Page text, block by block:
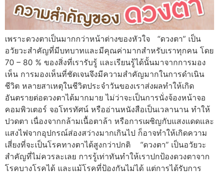
เพราะดวงตาเป็นมากกว่าหน้าต่างของหัวใจ “ดวงตา” เป็น
อวัยวะสำคัญที่มีบทบาทและมีคุณค่ามากสำหรับเราทุกคน โดย
70 – 80 % ของสิ่งที่เรารับรู้ และเรียนรู้ได้นั้นมาจากการมอง
เห็น การมองเห็นที่ชัดเจนจึงมีความสำคัญมากในการดำเนิน
ชีวิต หลายสาเหตุในชีวิตประจำวันของเราส่งผลทำให้เกิด
อันตรายต่อดวงตาได้มากมาย ไม่ว่าจะเป็นการนั่งจ้องหน้าจอ
คอมพิวเตอร์ จอโทรทัศน์ หรืออ่านหนังสือเป็นเวลานาน ทำให้
ปวดตา เนื่องจากกล้ามเนื้อตาล้า หรือการเผชิญกับแสงแดดและ
แสงไฟจากอุปกรณ์ส่องสว่างมากเกินไป ก็อาจทำให้เกิดความ
เสี่ยงที่จะเป็นโรคทางตาได้สูงกว่าปกติ “ดวงตา” เป็นอวัยวะ
สำคัญที่ไม่ควรละเลย การรู้เท่าทันทำให้เราปกป้องดวงตาจาก
โรคบางโรคได้ และแม้โรคที่ป้องกันไม่ได้ แต่การได้รับการ